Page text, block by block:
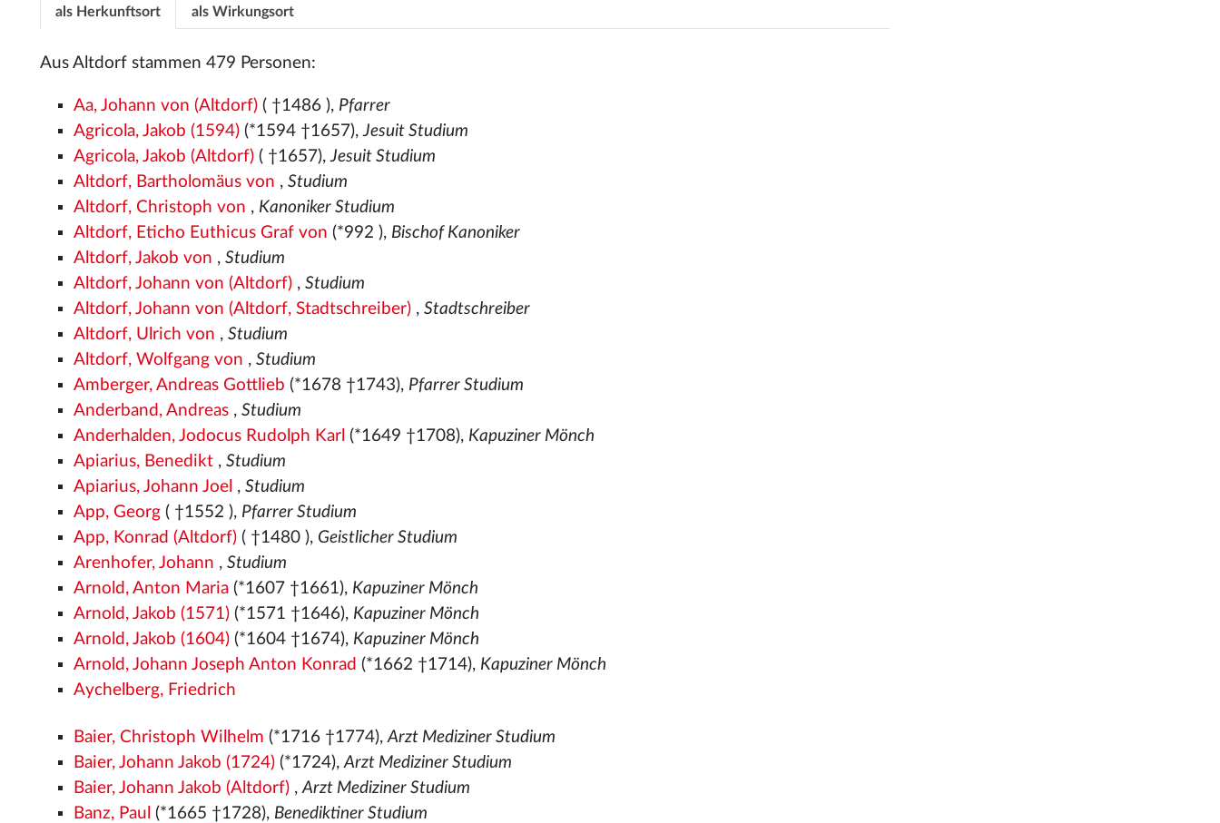
als Herkunftsort als Wirkungsort
Aus Altdorf stammen 479 Personen:
Aa, Johann von (Altdorf) ( †1486 ), Pfarrer
Agricola, Jakob (1594) (*1594 †1657),Jesuit Studium
Agricola, Jakob (Altdorf) ( †1657),Jesuit Studium
Altdorf, Bartholomäus von ,Studium
Altdorf, Christoph von , Kanoniker Studium
Altdorf, Eticho Euthicus Graf von (*992 ), Bischof Kanoniker
Altdorf, Jakob von ,Studium
Altdorf, Johann von (Altdorf) ,Studium
Altdorf, Johann von (Altdorf, Stadtschreiber) ,Stadtschreiber
Altdorf, Ulrich von ,Studium
Altdorf, Wolfgang von ,Studium
Amberger, Andreas Gottlieb (*1678 †1743), Pfarrer Studium
Anderband, Andreas ,Studium
Anderhalden, Jodocus Rudolph Karl (*1649 †1708), Kapuziner Mönch
Apiarius, Benedikt ,Studium
Apiarius, Johann Joel ,Studium
App, Georg ( †1552 ), Pfarrer Studium
App, Konrad (Altdorf) ( †1480 ), Geistlicher Studium
Arenhofer, Johann ,Studium
Arnold, Anton Maria (*1607 †1661), Kapuziner Mönch
Arnold, Jakob (1571) (*1571 †1646), Kapuziner Mönch
Arnold, Jakob (1604) (*1604 †1674), Kapuziner Mönch
Arnold, Johann Joseph Anton Konrad (*1662 †1714), Kapuziner Mönch
Aychelberg, Friedrich
Baier, Christoph Wilhelm (*1716 †1774),Arzt Mediziner Studium
Baier, Johann Jakob (1724) (*1724),Arzt Mediziner Studium
Baier, Johann Jakob (Altdorf) ,Arzt Mediziner Studium
Banz, Paul (*1665 †1728), Benediktiner Studium